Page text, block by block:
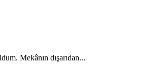
Mekânın dışarıdan...